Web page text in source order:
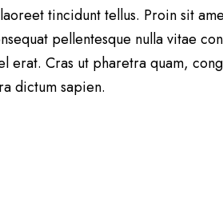
tincidunt tellus. Proin sit
pellentesque nulla vitae
Cras ut pharetra quam,
dictum sapien.